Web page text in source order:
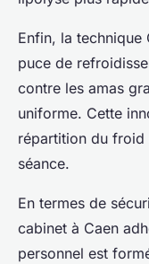
Enfin, la technique
puce de
contre les amas
uniforme. Cette
répartition du froid
séance.
En termes de
cabinet à Caen
personnel est